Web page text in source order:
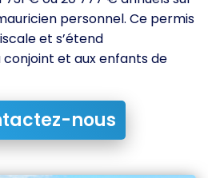
personnel. Ce permis
et s’étend
conjoint et aux enfants de
nous